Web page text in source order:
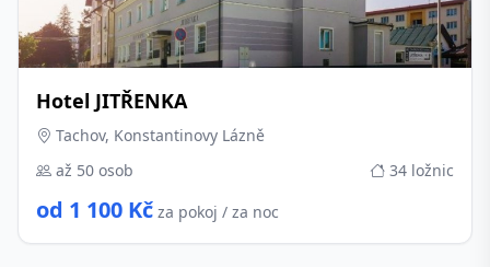
Hotel JITŘENKA
Tachov, Konstantinovy Lázně
až 50 osob
34 ložnic
od 1 100 Kč za pokoj / za noc